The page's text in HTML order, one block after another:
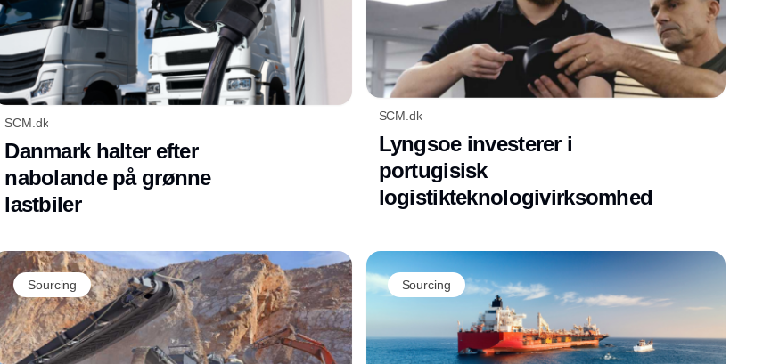
SCM.dk
Danmark halter efter
nabolande på grønne
lastbiler
SCM.dk
Lyngsoe investerer i
portugisisk
logistikteknologivirksomhed
Sourcing Sourcing